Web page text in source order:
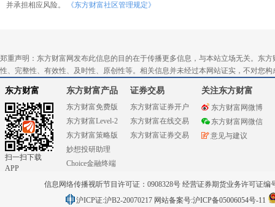
并承担相应风险。
《东方财富社区管理规定》
郑重声明：东方财富网发布此信息的目的在于传播更多信息，与本站立场无关。东
性、完整性、有效性、及时性、原创性等。相关信息并未经过本网站证实，不对您
东方财富
扫一扫下载
APP
东方财富产品
东方财富免费版
东方财富Level-2
东方财富策略版
妙想投研助理
Choice金融终端
证券交易
东方财富证券开户
东方财富在线交易
东方财富证券交易
关注东方财富
东方财富网微博
东方财富网微信
意见与建议
信息网络传播视听节目许可证：0908328号 经营证券期货业务许可证编
沪ICP证:沪B2-20070217 网站备案号:沪ICP备05006054号-11